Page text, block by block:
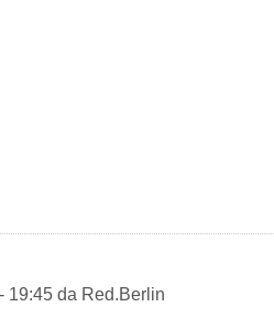
19:45 da Red.Berlin